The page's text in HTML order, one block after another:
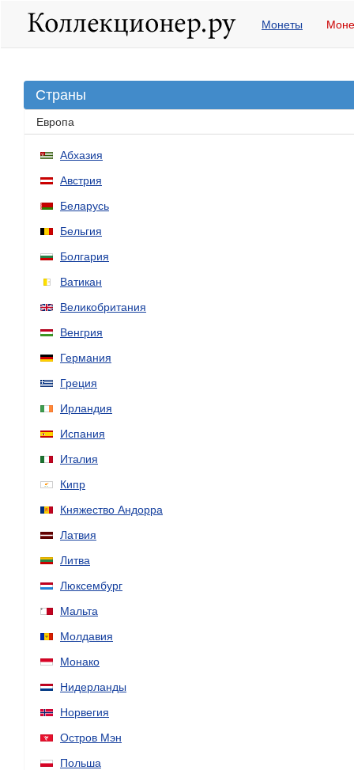
Монеты
Страны
Европа
Абхазия
Австрия
Беларусь
Бельгия
Болгария
Ватикан
Великобритания
Венгрия
Германия
Греция
Ирландия
Испания
Италия
Кипр
Княжество Андорра
Латвия
Литва
Люксембург
Мальта
Молдавия
Монако
Нидерланды
Норвегия
Остров Мэн
Польша